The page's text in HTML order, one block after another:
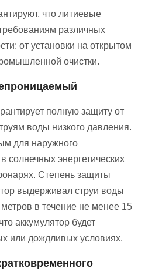
что литиевые
различных
от установки на открытом
очистки.
полную защиту от
воды низкого давления.
для наружного
солнечных энергетических
Степень защиты
выдерживал струи воды
метров в течение не менее 15
аккумулятор будет
или дождливых условиях.